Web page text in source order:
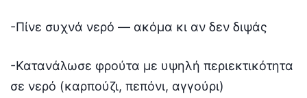
-Πίνε συχνά νερό — ακόμα κι αν δεν διψάς
-Κατανάλωσε φρούτα με υψηλή περιεκτικότητα
σε νερό (καρπούζι, πεπόνι, αγγούρι)